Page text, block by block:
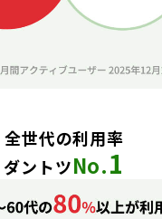
全世代の利用率
ダントツNo.1